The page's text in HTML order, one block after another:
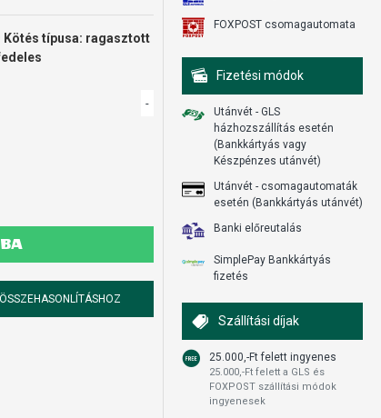
Kötés típusa: ragasztott
-
ÖSSZEHASONLÍTÁSHOZ
FOXPOST csomagautomata
Fizetési módok
Utánvét - GLS
házhozszállítás esetén
(Bankkártyás vagy
Készpénzes utánvét)
Utánvét - csomagautomaták
esetén (Bankkártyás utánvét)
Banki előreutalás
SimplePay Bankkártyás
fizetés
Szállítási díjak
25.000,-Ft felett ingyenes
25.000,-Ft felett a GLS és
FOXPOST szállítási módok
ingyenesek